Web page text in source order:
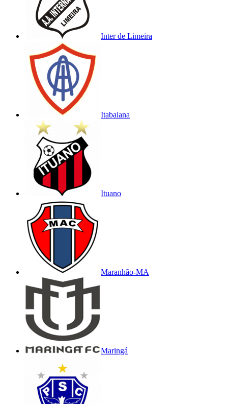
Inter de Limeira
Itabaiana
Ituano
Maranhão-MA
Maringá